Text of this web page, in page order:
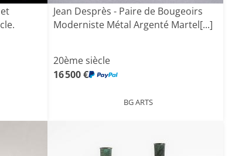
Jean Desprès - Paire de Bougeoirs
Moderniste Métal Argenté Martel[...]
20ème siècle
16 500 €
BG ARTS